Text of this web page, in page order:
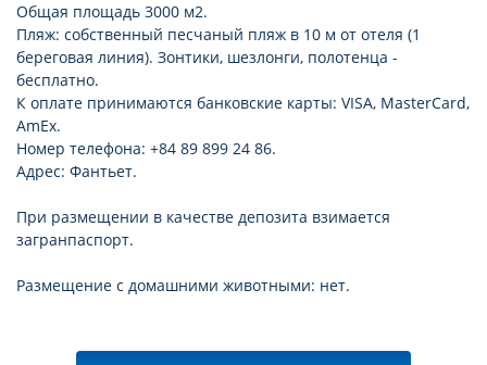
Общая площадь 3000 м2.
Пляж: собственный песчаный пляж в 10 м от отеля (1
береговая линия). Зонтики, шезлонги, полотенца -
бесплатно.
К оплате принимаются банковские карты: VISA, MasterCard,
AmEx.
Номер телефона: +84 89 899 24 86.
Адрес: Фантьет.
При размещении в качестве депозита взимается
загранпаспорт.
Размещение с домашними животными: нет.